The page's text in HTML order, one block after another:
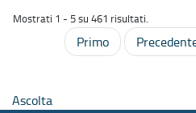
Mostrati 1 - 5 su 461 risultati.
Primo
Ascolta